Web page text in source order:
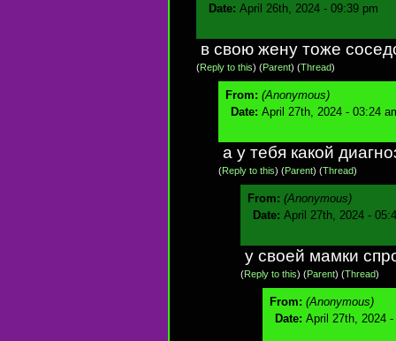
Date: April 26th, 2024 - 09:39 pm
в свою жену тоже
(Reply to this) (Parent) (Thread)
From: (Anonymous)
Date: April 27th, 2024 - 03:24
а у тебя какой
(Reply to this) (Parent) (Thread)
From: (Anonymous)
Date: April 27th, 2024 -
у своей мамки
(Reply to this) (Parent) (Thread)
From: (Anonymous)
Date: April 27th, 2024